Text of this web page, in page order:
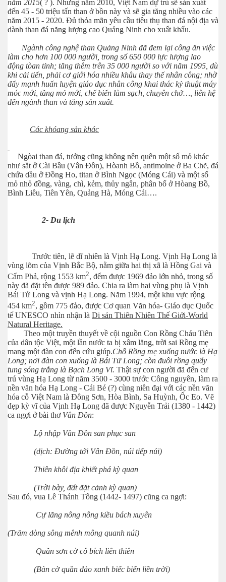
năm 2015( ? ). Nhưng năm 2010, Việt Nam dự trù sẽ sản xuất
đến 45 - 50 triệu tấn than ở bồn này và sẽ gia tăng nhiều vào các
năm 2015 - 2020. Đủ thỏa mãn yêu cầu tiêu thụ than đá nội địa và
dành than đá năng lượng cao Quảng Ninh cho xuất khẩu.
Ngành công nghệ than Quảng Ninh đã đem lại công ăn việc
làm cho hơn 100 000 người, trong số 650 000 lực lượng lao
động tòan tỉnh; tăng thêm trên 35 000 người so với năm 1995, dù
khi cải tiến, phải cơ giới hóa nhiều khâu thay thế nhân công; nhờ
đẩy mạnh huấn luyện giáo dục nhân công khai thác kỷ thuật máy
móc mới, tầng mỏ mới, chế biến làm sạch, chuyên chở…, liên hệ
đến ngành than và tăng sản xuất.
Các khóang sản khác
Ngòai than đá, tưởng cũng không nên quên một số mỏ khác
như sắt ở Cài Bầu (Vân Đồn), Hòanh Bồ, antimoine ở Ba Chẽ, đá
chứa dầu ở Đồng Ho, titan ở Bình Ngọc (Móng Cái) và một số
mỏ nhỏ đồng, vàng, chì, kẻm, thủy ngân, phân bố ở Hòang Bồ,
Bình Liêu, Tiên Yên, Quảng Hà, Móng Cái….
2- Du lịch
Trước tiên, lẽ dĩ nhiên là Vịnh Hạ Long. Vịnh Hạ Long là
vùng lõm của Vịnh Bắc Bộ, nằm giữa hai thị xã là Hồng Gai và
Cẩm Phả, rộng 1553 km2, đếm được 1969 đảo lớn nhỏ, trong số
này đã đặt tên được 989 đảo. Chia ra làm hai vùng phụ là Vịnh
Bái Tử Long và vịnh Hạ Long. Năm 1994, một khu vực rộng
454 km2, gồm 775 đảo, được Cơ quan Văn hóa- Giáo dục Quốc
tế UNESCO nhìn nhận là Di sản Thiên Nhiên Thế Giới-World
Natural Heritage.
Theo một truyền thuyết về cội nguồn Con Rồng Cháu Tiên
của dân tộc Việt, một lần nước ta bị xâm lăng, trời sai Rồng mẹ
mang một đàn con đến cứu giúp.Chỗ Rồng mẹ xuống nước là Hạ
Long; nơi đàn con xuống là Bái Tử Long; còn đuôi rồng quẩy
tung sóng trắng là Bạch Long Vĩ. Thật sự con người đã đến cư
trú vùng Hạ Long từ năm 3500 - 3000 trước Công nguyên, làm ra
nền văn hóa Hạ Long - Cái Bé (?) cùng niên đại với các nền văn
hóa cỗ Việt Nam là Đông Sơn, Hòa Bình, Sa Huỳnh, Ốc Eo. Vẽ
đẹp kỳ vĩ của Vịnh Hạ Long đã được Nguyễn Trải (1380 - 1442)
ca ngợi ở bài thơ Vân Đồn:
Lộ nhập Vân Đồn san phục san
(dịch: Đường tới Vân Đồn, núi tiếp núi)
Thiên khôi địa khiết phá kỳ quan
(Trời bày, đất đặt cảnh kỳ quan)
Sau đó, vua Lê Thánh Tông (1442- 1497) cũng ca ngợi:
Cự lãng nông nông kiều bách xuyên
(Trăm dòng sông mênh mông quanh núi)
Quần sơn cờ cỗ bích liên thiên
(Bàn cờ quần đảo xanh biếc biển liền trời)